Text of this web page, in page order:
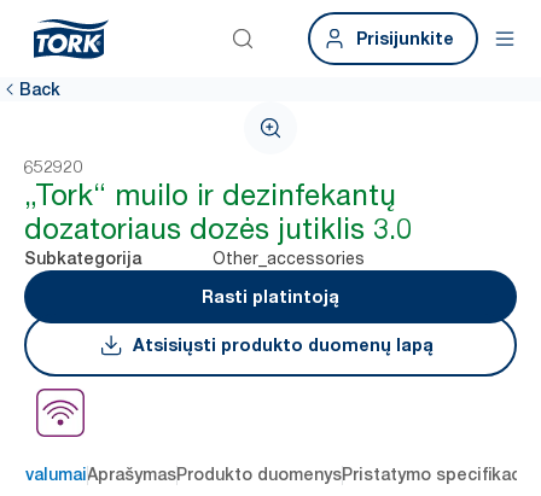
Prisijunkite
Back
652920
„Tork“ muilo ir dezinfekantų
dozatoriaus dozės jutiklis 3.0
Subkategorija
Other_accessories
Rasti platintoją
Atsisiųsti produkto duomenų lapą
AprašymasProdukto duomenysPristatymo